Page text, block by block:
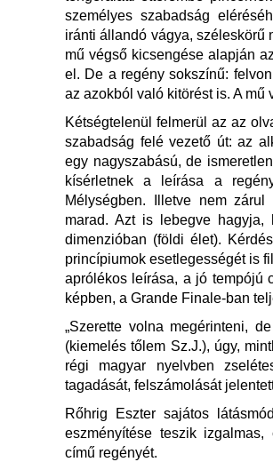
személyes szabadság
iránti állandó vágya, széleskörű
mű végső kicsengése alapján
el. De a regény sokszínű:
az azokból való kitörést is. A mű
Kétségtelenül felmerül az az
szabadság felé vezető út: az
egy nagyszabású, de
kísérletnek a leírása a
Mélységben. Illetve nem
marad. Azt is lebegve
dimenzióban (földi élet).
princípiumok esetlegességét is
aprólékos leírása, a jó tempójú
képben, a Grande Finale-ban
„Szerette volna megérinteni,
(kiemelés tőlem Sz.J.), úgy,
régi magyar nyelvben
tagadását, felszámolását
Rőhrig Eszter sajátos
eszményítése teszik
című regényét.